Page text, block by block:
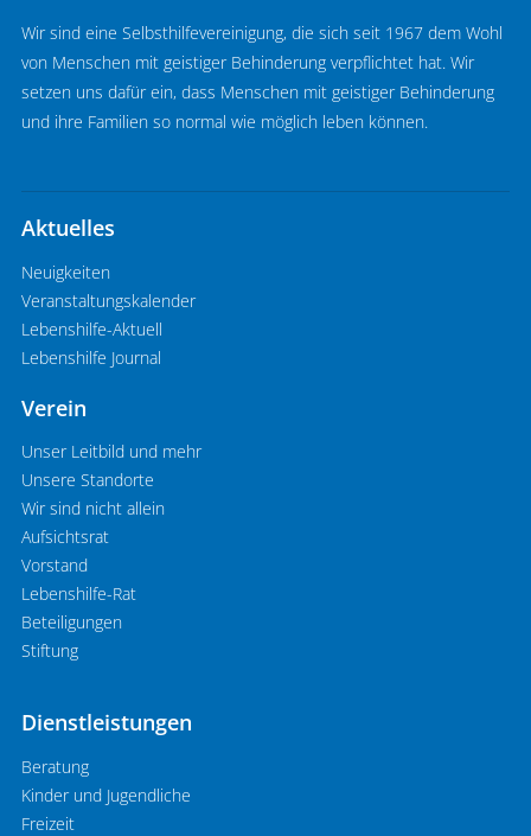
Wir sind eine Selbsthilfevereinigung, die sich seit 1967 dem Wohl
von Menschen mit geistiger Behinderung verpflichtet hat. Wir
setzen uns dafür ein, dass Menschen mit geistiger Behinderung
und ihre Familien so normal wie möglich leben können.
Aktuelles
Neuigkeiten
Veranstaltungskalender
Lebenshilfe-Aktuell
Lebenshilfe Journal
Verein
Unser Leitbild und mehr
Unsere Standorte
Wir sind nicht allein
Aufsichtsrat
Vorstand
Lebenshilfe-Rat
Beteiligungen
Stiftung
Dienstleistungen
Beratung
Kinder und Jugendliche
Freizeit